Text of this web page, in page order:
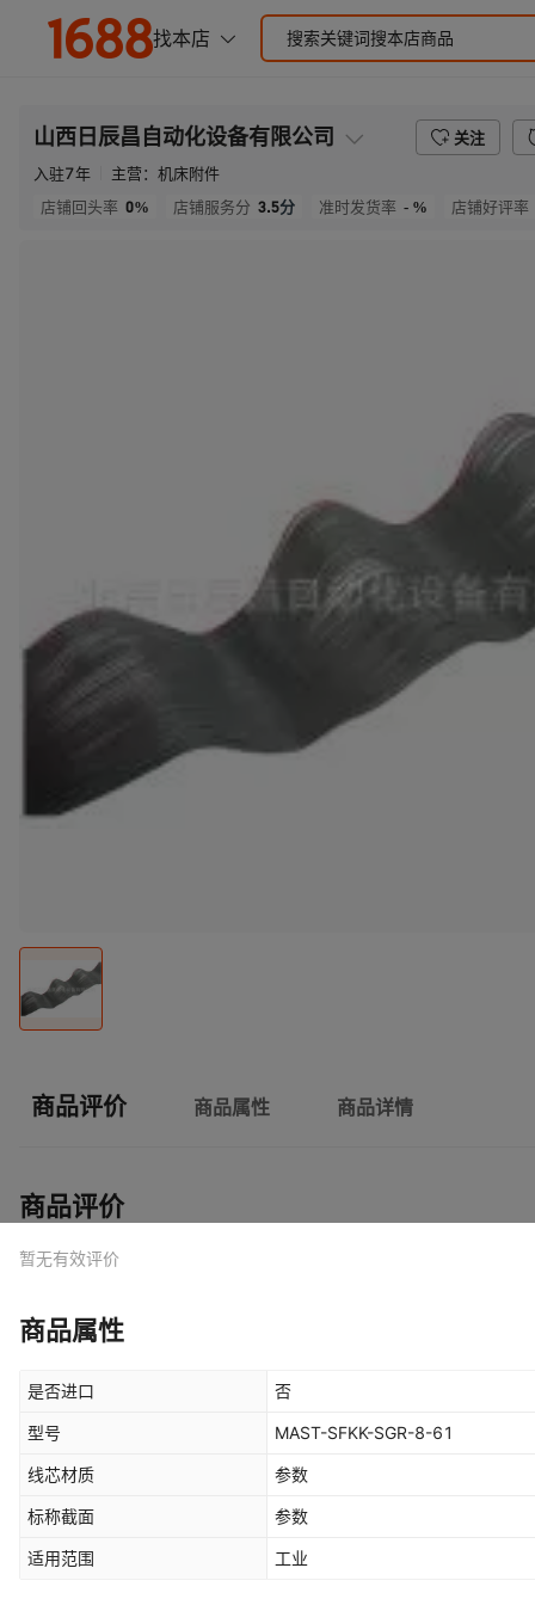
山西日辰昌自动化设备有限公司
关注
入驻7年 主营： 机床附件
店铺回头率 0% 店铺服务分 3.5分 准时发货率 - % 店铺好评率
商品评价 商品属性 商品详情
商品评价
暂无有效评价
商品属性
是否进口 否
型号 MAST-SFKK-SGR-8-61
线芯材质 参数
标称截面 参数
适用范围 工业